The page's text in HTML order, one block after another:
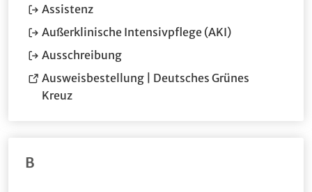
Assistenz(Öffnet im neuen Fenster.)
Außerklinische Intensivpflege (AKI)(Öffnet im
Ausschreibung(Öffnet im neuen Fenster.)
Ausweisbestellung | Deutsches Grünes
Kreuz(Öffnet eine andere Webseite in einem
B